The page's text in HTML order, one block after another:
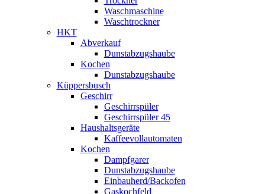
Waschmaschine
Waschtrockner
HKT
Abverkauf
Dunstabzugshaube
Kochen
Dunstabzugshaube
Küppersbusch
Geschirr
Geschirrspüler
Geschirrspüler 45
Haushaltsgeräte
Kaffeevollautomaten
Kochen
Dampfgarer
Dunstabzugshaube
Einbauherd/Backofen
Gaskochfeld